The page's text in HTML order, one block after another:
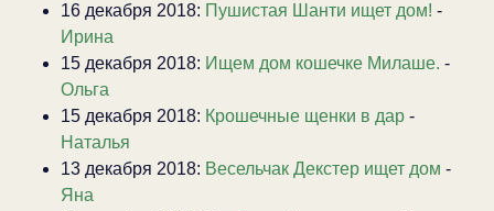
16 декабря 2018: Пушистая Шанти ищет дом! -
Ирина
15 декабря 2018: Ищем дом кошечке Милаше. -
Ольга
15 декабря 2018: Крошечные щенки в дар -
Наталья
13 декабря 2018: Весельчак Декстер ищет дом -
Яна